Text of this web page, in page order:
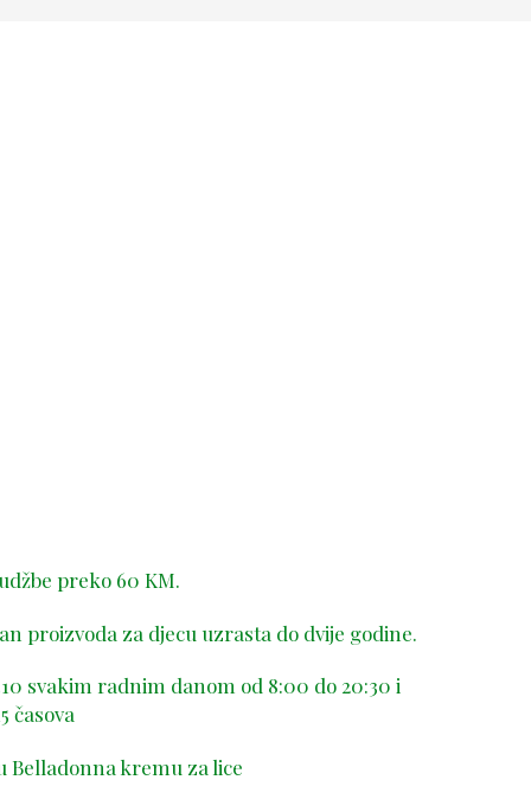
preko 60 KM.
proizvoda za djecu uzrasta do dvije godine.
svakim radnim danom od 8:00 do 20:30 i
časova
Belladonna kremu za lice